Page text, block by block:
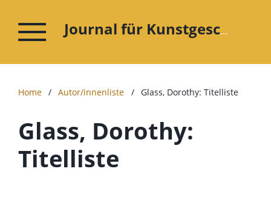
Journal für Kunstgeschichte
Home / Autor/innenliste / Glass, Dorothy: Titelliste
Glass, Dorothy:
Titelliste